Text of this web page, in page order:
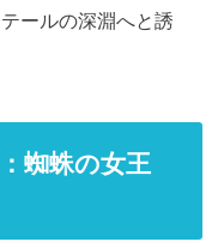
ールの深淵へと誘
蜘蛛の女王